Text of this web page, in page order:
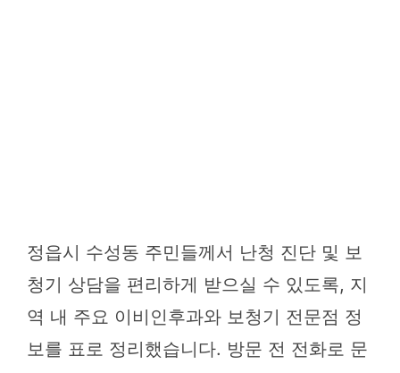
정읍시 수성동 주민들께서 난청 진단 및 보
청기 상담을 편리하게 받으실 수 있도록, 지
역 내 주요 이비인후과와 보청기 전문점 정
보를 표로 정리했습니다. 방문 전 전화로 문